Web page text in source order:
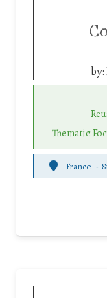
by:
Thematic
France -